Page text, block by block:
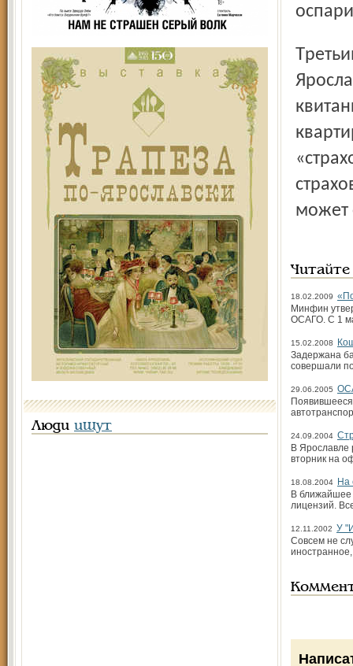
Люди ищут
Третьим адресатом страхового комитета стала мэрия
может
18.02.2009
Минфин
ОСАГО. С 1
15.02.2008
Задержана
совершали
29.06.2005
Появившееся
24.09.2004
В Ярославле
вторник на
18.08.2004
На
В ближайшее
лицензий.
12.11.2002 У
Совсем не
иностранное,